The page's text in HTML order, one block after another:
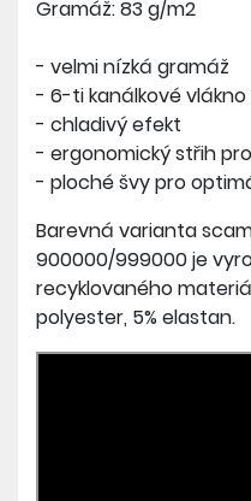
Gramáž: 83 g/m2
- velmi nízká gramáž
- 6-ti kanálkové
- chladivý efekt
- ergonomický střih
- ploché švy pro
Barevná varianta
900000/999000 je
recyklovaného
polyester, 5% elastan.